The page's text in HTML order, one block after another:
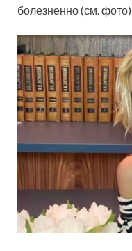
болезненно (см. фото)